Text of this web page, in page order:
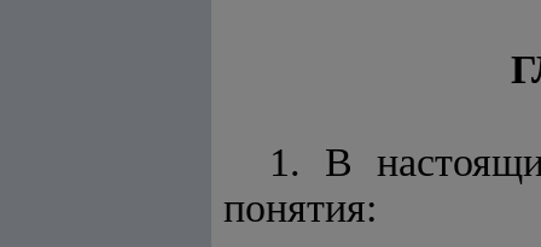
1. В
понятия: